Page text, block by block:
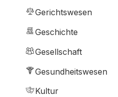
Gerichtswesen
Geschichte
Gesellschaft
Gesundheitswesen
Kultur